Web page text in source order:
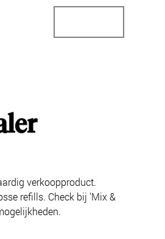
verkoopproduct.
refills. Check bij 'Mix &